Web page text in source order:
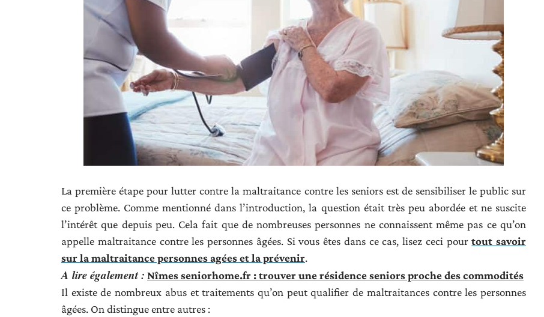
La première étape pour lutter contre la maltraitance contre les seniors est de sensibiliser le public sur
ce problème. Comme mentionné dans l’introduction, la question était très peu abordée et ne suscite
l’intérêt que depuis peu. Cela fait que de nombreuses personnes ne connaissent même pas ce qu’on
appelle maltraitance contre les personnes âgées. Si vous êtes dans ce cas, lisez ceci pourtout savoir
sur la maltraitance personnes agées et la prévenir.
A lire également : Nîmes seniorhome.fr : trouver une résidence seniors proche des commodités
Il existe de nombreux abus et traitements qu’on peut qualifier de maltraitances contre les personnes
âgées. On distingue entre autres :